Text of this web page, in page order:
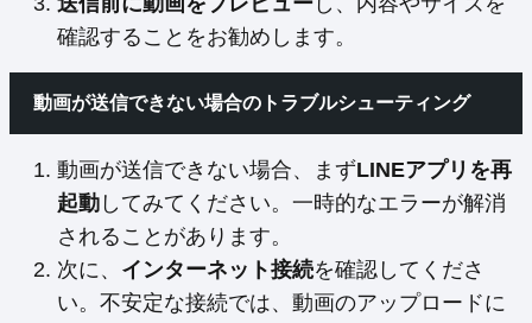
確認することをお勧めします。
動画が送信できない場合のトラブルシューティング
動画が送信できない場合、まずLINEアプリを再
起動 してみてください。一時的なエラーが解消
されることがあります。
次に、 インターネット接続を確認してくださ
い。不安定な接続では、動画のアップロードに